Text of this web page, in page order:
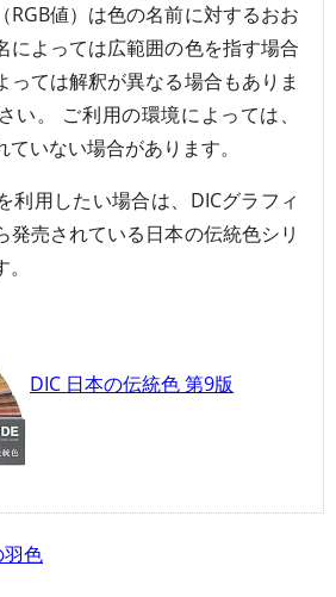
RGB値）は色の名前に対するおお
によっては広範囲の色を指す場合
っては解釈が異なる場合もありま
い。 ご利用の環境によっては、
いない場合があります。
利用したい場合は、DICグラフィ
発売されている日本の伝統色シリ
DIC 日本の伝統色 第9版
色